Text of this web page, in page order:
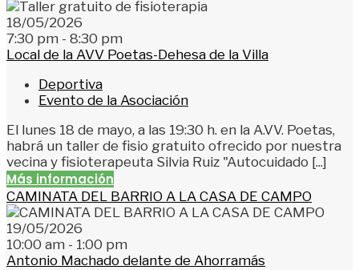
18/05/2026
7:30 pm - 8:30 pm
Local de la AVV Poetas-Dehesa de la Villa
Deportiva
Evento de la Asociación
El lunes 18 de mayo, a las 19:30 h. en la A.VV. Poetas,
habrá un taller de fisio gratuito ofrecido por nuestra
vecina y fisioterapeuta Silvia Ruiz "Autocuidado [...]
Más información
CAMINATA DEL BARRIO A LA CASA DE CAMPO
19/05/2026
10:00 am - 1:00 pm
Antonio Machado delante de Ahorramás